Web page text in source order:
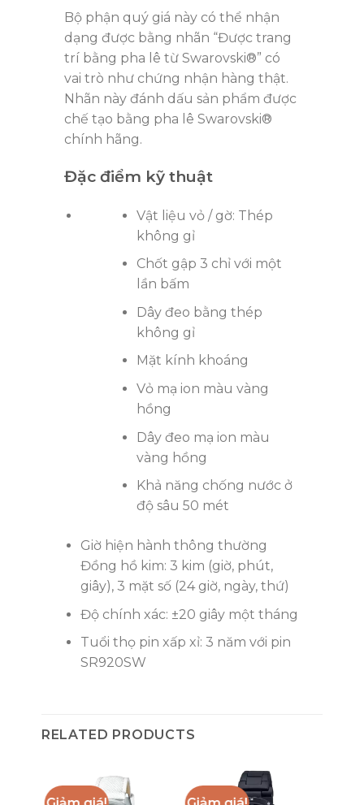
Bộ phận quý giá này có thể nhận
dạng được bằng nhãn “Được trang
trí bằng pha lê từ Swarovski®” có
vai trò như chứng nhận hàng thật.
Nhãn này đánh dấu sản phẩm được
chế tạo bằng pha lê Swarovski®
chính hãng.
Đặc điểm kỹ thuật
Vật liệu vỏ / gờ: Thép
không gỉ
Chốt gập 3 chỉ với một
lần bấm
Dây đeo bằng thép
không gỉ
Mặt kính khoáng
Vỏ mạ ion màu vàng
hồng
Dây đeo mạ ion màu
vàng hồng
Khả năng chống nước ở
độ sâu 50 mét
Giờ hiện hành thông thường
Đồng hồ kim: 3 kim (giờ, phút,
giây), 3 mặt số (24 giờ, ngày, thứ)
Độ chính xác: ±20 giây một tháng
Tuổi thọ pin xấp xỉ: 3 năm với pin
SR920SW
RELATED PRODUCTS